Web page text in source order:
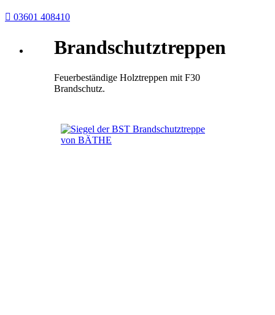
 03601 408410
Brandschutztreppen
Feuerbeständige Holztreppen mit F30
Brandschutz.